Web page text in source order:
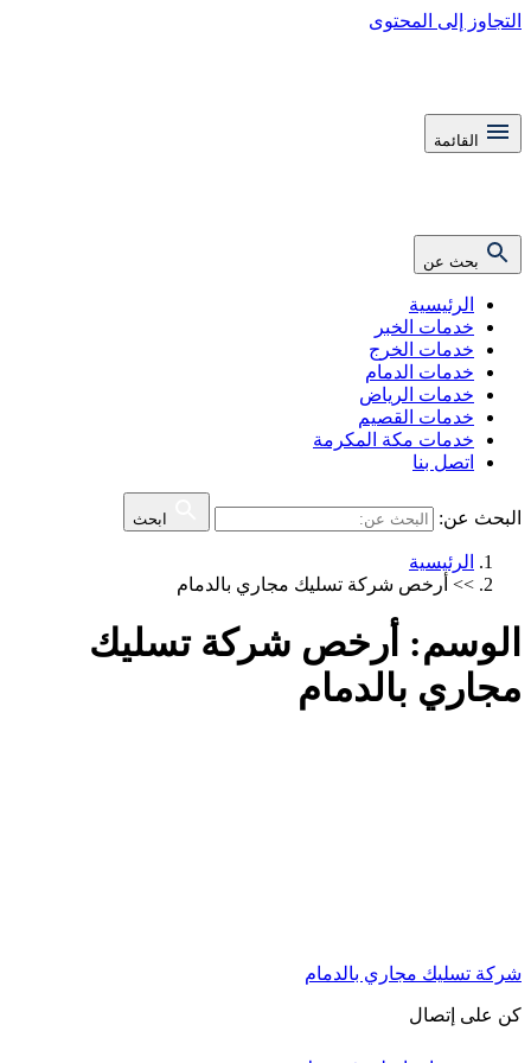
التجاوز إلى المحتوى
القائمة
بحث عن
الرئيسية
خدمات الخبر
خدمات الخرج
خدمات الدمام
خدمات الرياض
خدمات القصيم
خدمات مكة المكرمة
اتصل بنا
البحث عن: ابحث
الرئيسية
>> أرخص شركة تسليك مجاري بالدمام
الوسم: أرخص شركة تسليك
مجاري بالدمام
شركة تسليك مجاري بالدمام
كن على إتصال